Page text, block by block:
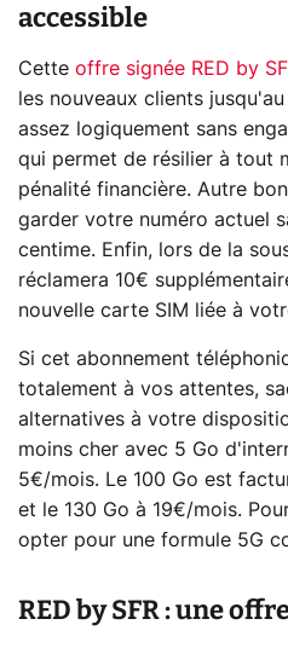
accessible
Cette offre signée RED by
les nouveaux clients
assez logiquement sans
qui permet de résilier à tout
pénalité financière. Autre
garder votre numéro actuel
centime. Enfin, lors de la
réclamera 10€
nouvelle carte SIM liée à
Si cet abonnement
totalement à vos attentes,
alternatives à votre
moins cher avec 5 Go
5€/mois. Le 100 Go est
et le 130 Go à 19€/mois.
opter pour une formule 5G
RED by SFR : une